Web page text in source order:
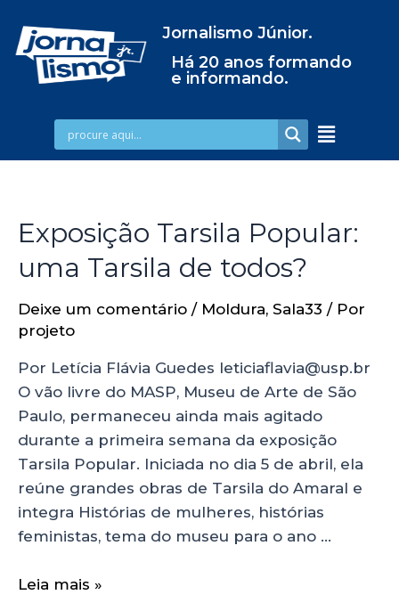
Jornalismo Júnior.
Há 20 anos formando
e informando.
Exposição Tarsila Popular:
uma Tarsila de todos?
Deixe um comentário / Moldura, Sala33 / Por
projeto
Por Letícia Flávia Guedes leticiaflavia@usp.br
O vão livre do MASP, Museu de Arte de São
Paulo, permaneceu ainda mais agitado
durante a primeira semana da exposição
Tarsila Popular. Iniciada no dia 5 de abril, ela
reúne grandes obras de Tarsila do Amaral e
integra Histórias de mulheres, histórias
feministas, tema do museu para o ano …
Leia mais »